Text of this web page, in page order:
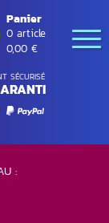
SÉCURISÉ
Panier
0 article
0,00 €
: